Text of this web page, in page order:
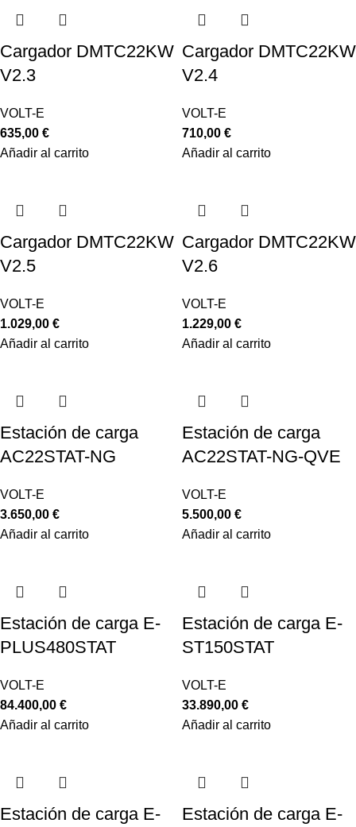
Cargador DMTC22KW
V2.3
VOLT-E
635,00 €
Añadir al carrito
Cargador DMTC22KW
V2.4
VOLT-E
710,00 €
Añadir al carrito
Cargador DMTC22KW
V2.5
VOLT-E
1.029,00 €
Añadir al carrito
Cargador DMTC22KW
V2.6
VOLT-E
1.229,00 €
Añadir al carrito
Estación de carga
AC22STAT-NG
VOLT-E
3.650,00 €
Añadir al carrito
Estación de carga
AC22STAT-NG-QVE
VOLT-E
5.500,00 €
Añadir al carrito
Estación de carga E-
PLUS480STAT
VOLT-E
84.400,00 €
Añadir al carrito
Estación de carga E-
ST150STAT
VOLT-E
33.890,00 €
Añadir al carrito
Estación de carga E-
Estación de carga E-